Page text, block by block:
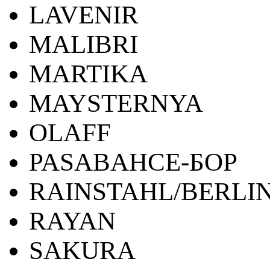
LAVENIR
MALIBRI
MARTIKA
MAYSTERNYA
OLAFF
PASABAHCE-БОР
RAINSTAHL/
RAYAN
SAKURA